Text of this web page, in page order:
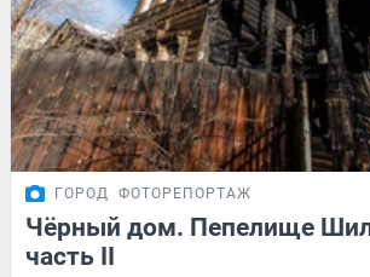
ГОРОД ФОТОРЕПОРТАЖ
Чёрный дом. Пепелище
часть II